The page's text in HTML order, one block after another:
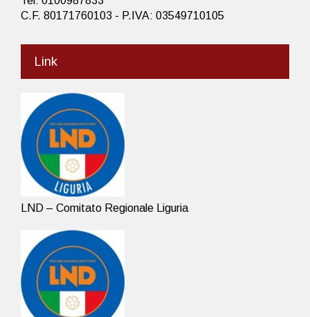
C.F. 80171760103 - P.IVA: 03549710105
Link
LND – Comitato Regionale Liguria